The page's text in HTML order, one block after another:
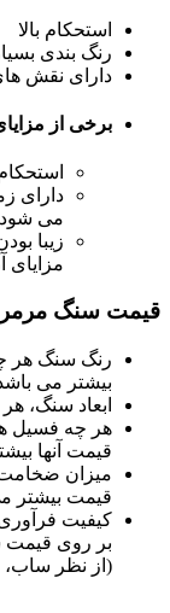
استحکام بالا
رنگ بندی
دارای نقش
برخی از
دارای
می شود
زیبا
مزایای
قیمت سنگ
رنگ سنگ هر
بیشتر می
ابعاد سنگ،
هر چه فسیل
قیمت آنها
میزان ضخامت
قیمت بیشتر
کیفیت
بر روی قیمت
(از نظر